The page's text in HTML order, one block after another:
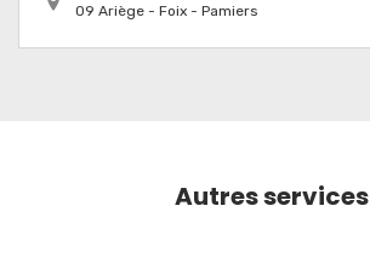
09 Ariège - Foix - Pamiers
Autres services